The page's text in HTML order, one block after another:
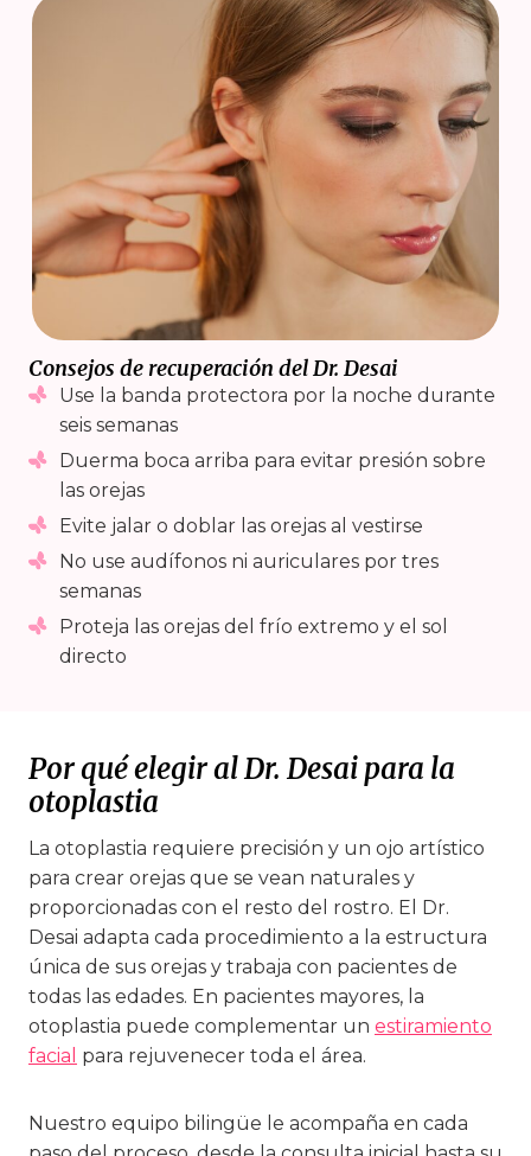
Consejos de recuperación del Dr. Desai
Use la banda protectora por la noche durante
seis semanas
Duerma boca arriba para evitar presión sobre
las orejas
Evite jalar o doblar las orejas al vestirse
No use audífonos ni auriculares por tres
semanas
Proteja las orejas del frío extremo y el sol
directo
Por qué elegir al Dr. Desai para la
otoplastia
La otoplastia requiere precisión y un ojo artístico
para crear orejas que se vean naturales y
proporcionadas con el resto del rostro. El Dr.
Desai adapta cada procedimiento a la estructura
única de sus orejas y trabaja con pacientes de
todas las edades. En pacientes mayores, la
otoplastia puede complementar un estiramiento
facial para rejuvenecer toda el área.
Nuestro equipo bilingüe le acompaña en cada